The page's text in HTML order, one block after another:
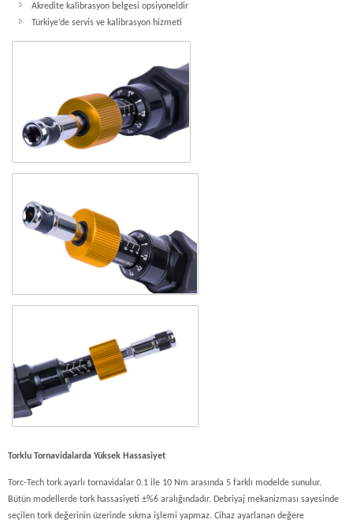
Akredite kalibrasyon belgesi opsiyoneldir
Türkiye’de servis ve kalibrasyon hizmeti
Torklu Tornavidalarda Yüksek Hassasiyet
Torc-Tech tork ayarlı tornavidalar 0.1 ile 10 Nm arasında 5 farklı modelde sunulur.
Bütün modellerde tork hassasiyeti ±%6 aralığındadır. Debriyaj mekanizması sayesinde
seçilen tork değerinin üzerinde sıkma işlemi yapmaz. Cihaz ayarlanan değere